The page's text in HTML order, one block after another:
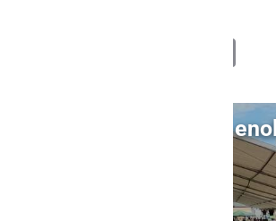
Video: Prleški sejem po